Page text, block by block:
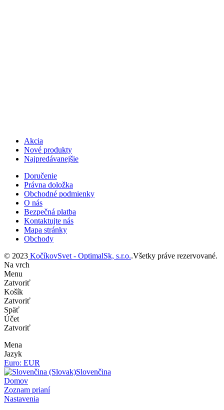
Akcia
Nové produkty
Najpredávanejšie
Doručenie
Právna doložka
Obchodné podmienky
O nás
Bezpečná platba
Kontaktujte nás
Mapa stránky
Obchody
© 2023 KočíkovSvet - OptimalSk, s.r.o..Všetky práve rezervované.
Na vrch
Menu
Zatvoriť
Košík
Zatvoriť
Späť
Účet
Zatvoriť
Mena
Jazyk
Euro: EUR
Slovenčina
Domov
Zoznam prianí
Nastavenia